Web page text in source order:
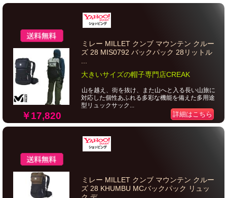
￥17,820
ミレー MILLET クンブ マウンテン クルー
ズ 28 MIS0792 バックパック 28リットル
大きいサイズの帽子専門店CREAK
山を越え、街を抜け、また山へと入る長い山旅に
対応した個性あふれる多彩な機能を備えた多用途
型リュックサック...
詳細はこちら
ミレー MILLET クンブ マウンテン クルー
ズ 28 KHUMBU MCバックパック リュッ